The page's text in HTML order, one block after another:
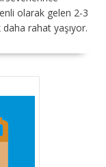
olarak gelen 2-3
daha rahat yaşıyor.